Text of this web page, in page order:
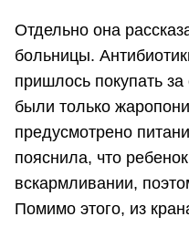
Отдельно она
больницы.
пришлось покупать
были только
предусмотрено
пояснила, что
вскармливании,
Помимо этого, из